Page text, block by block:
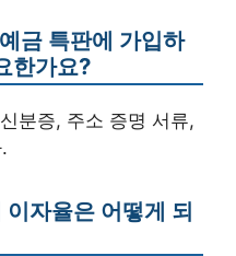
금 특판에 가입하
한가요?
분증, 주소 증명 서류,
자율은 어떻게 되